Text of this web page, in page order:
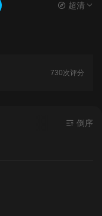
超清
730次评分
倒序